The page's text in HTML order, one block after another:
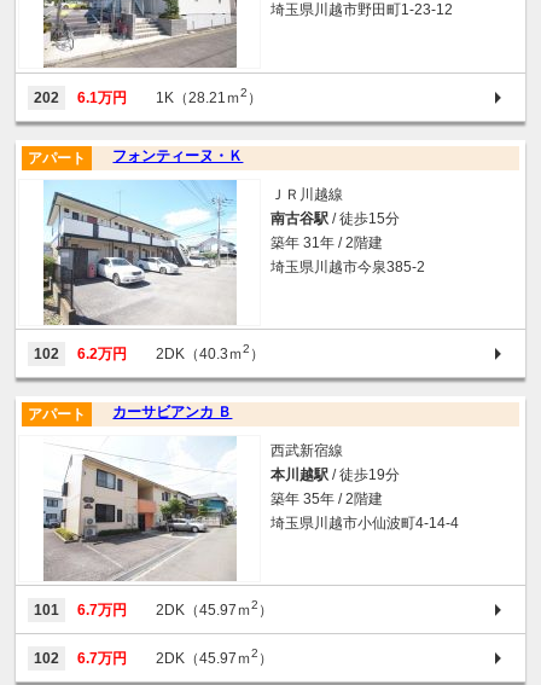
埼玉県川越市野田町1-23-12
202 6.1万円 1K（28.21ｍ2 ）
フォンティーヌ・Ｋ
アパート
ＪＲ川越線
南古谷駅 / 徒歩15分
築年 31年 / 2階建
埼玉県川越市今泉385-2
102 6.2万円 2DK（40.3ｍ2 ）
カーサビアンカ Ｂ
アパート
西武新宿線
本川越駅 / 徒歩19分
築年 35年 / 2階建
埼玉県川越市小仙波町4-14-4
101 6.7万円 2DK（45.97ｍ2 ）
102 6.7万円 2DK（45.97ｍ2 ）